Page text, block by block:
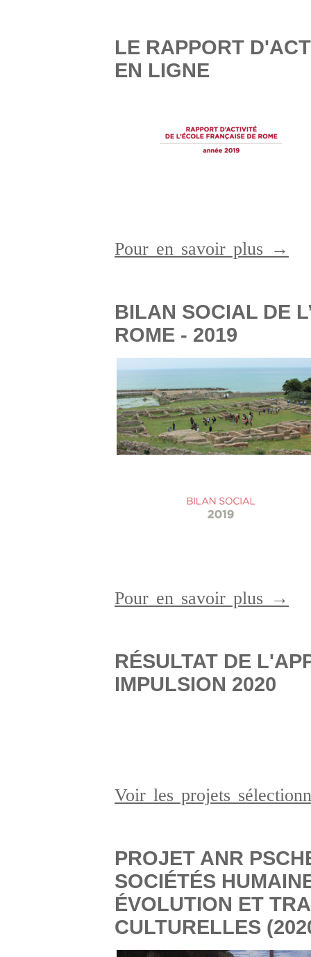
LE RAPPORT
EN LIGNE
Pour en savoir plus →
BILAN SOCIAL DE
ROME - 2019
Pour en savoir plus →
RÉSULTAT DE
IMPULSION 2020
Voir les projets
PROJET ANR
SOCIÉTÉS
ÉVOLUTION ET
CULTURELLES